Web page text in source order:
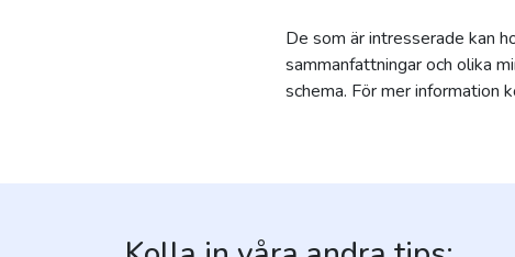
De som är intresserade kan
sammanfattningar och olika
schema. För mer information